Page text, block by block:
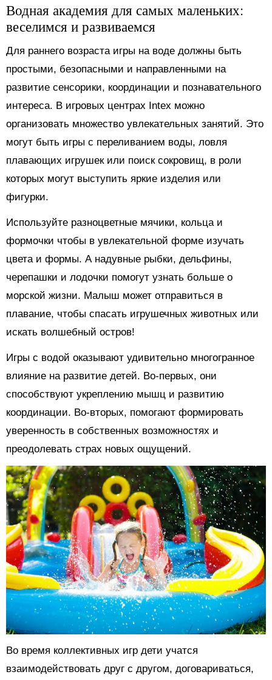
Водная академия для самых маленьких:
веселимся и развиваемся
Для раннего возраста игры на воде должны быть
простыми, безопасными и направленными на
развитие сенсорики, координации и познавательного
интереса. В игровых центрах Intex можно
организовать множество увлекательных занятий. Это
могут быть игры с переливанием воды, ловля
плавающих игрушек или поиск сокровищ, в роли
которых могут выступить яркие изделия или
фигурки.
Используйте разноцветные мячики, кольца и
формочки чтобы в увлекательной форме изучать
цвета и формы. А надувные рыбки, дельфины,
черепашки и лодочки помогут узнать больше о
морской жизни. Малыш может отправиться в
плавание, чтобы спасать игрушечных животных или
искать волшебный остров!
Игры с водой оказывают удивительно многогранное
влияние на развитие детей. Во-первых, они
способствуют укреплению мышц и развитию
координации. Во-вторых, помогают формировать
уверенность в собственных возможностях и
преодолевать страх новых ощущений.
Во время коллективных игр дети учатся
взаимодействовать друг с другом, договариваться,